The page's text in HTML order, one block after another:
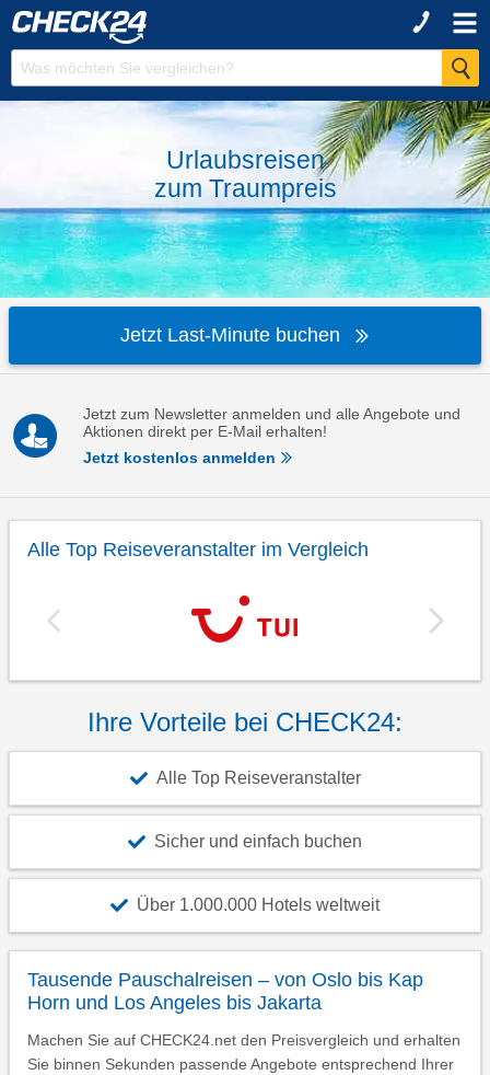
Urlaubsreisen
zum Traumpreis
Jetzt Last-Minute buchen
Jetzt zum Newsletter anmelden und alle Angebote und
Aktionen direkt per E-Mail erhalten!
Jetzt kostenlos anmelden
Alle Top Reiseveranstalter im Vergleich
Ihre Vorteile bei CHECK24:
Alle Top Reiseveranstalter
Sicher und einfach buchen
Über 1.000.000 Hotels weltweit
Tausende Pauschalreisen – von Oslo bis Kap
Horn und Los Angeles bis Jakarta
Machen Sie auf CHECK24.net den Preisvergleich und erhalten
Sie binnen Sekunden passende Angebote entsprechend Ihrer